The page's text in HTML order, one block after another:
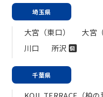
埼玉県
大宮（東口） 大宮
川口 所沢 個
千葉県